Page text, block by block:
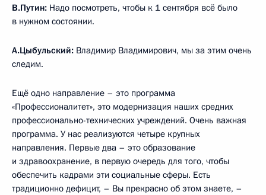
В.Путин: Надо посмотреть, чтобы к 1 сентября всё было
в нужном состоянии.
А.Цыбульский: Владимир Владимирович, мы за этим очень
следим.
Ещё одно направление – это программа
«Профессионалитет», это модернизация наших средних
профессионально-технических учреждений. Очень важная
программа. У нас реализуются четыре крупных
направления. Первые два – это образование
и здравоохранение, в первую очередь для того, чтобы
обеспечить кадрами эти социальные сферы. Есть
традиционно дефицит, – Вы прекрасно об этом знаете, –